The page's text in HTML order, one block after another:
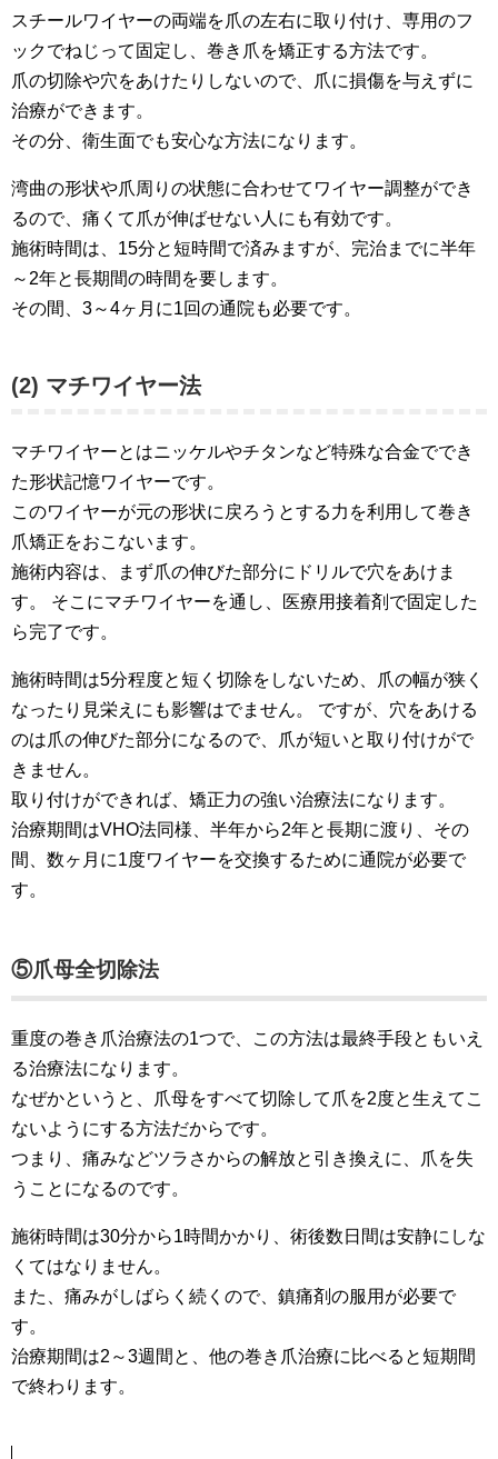
スチールワイヤーの両端を爪の左右に取り付け、専用のフ
ックでねじって固定し、巻き爪を矯正する方法です。
爪の切除や穴をあけたりしないので、爪に損傷を与えずに
治療ができます。
その分、衛生面でも安心な方法になります。
湾曲の形状や爪周りの状態に合わせてワイヤー調整ができ
るので、痛くて爪が伸ばせない人にも有効です。
施術時間は、15分と短時間で済みますが、完治までに半年
～2年と長期間の時間を要します。
その間、3～4ヶ月に1回の通院も必要です。
(2) マチワイヤー法
マチワイヤーとはニッケルやチタンなど特殊な合金ででき
た形状記憶ワイヤーです。
このワイヤーが元の形状に戻ろうとする力を利用して巻き
爪矯正をおこないます。
施術内容は、まず爪の伸びた部分にドリルで穴をあけま
す。 そこにマチワイヤーを通し、医療用接着剤で固定した
ら完了です。
施術時間は5分程度と短く切除をしないため、爪の幅が狭く
なったり見栄えにも影響はでません。 ですが、穴をあける
のは爪の伸びた部分になるので、爪が短いと取り付けがで
きません。
取り付けができれば、矯正力の強い治療法になります。
治療期間はVHO法同様、半年から2年と長期に渡り、その
間、数ヶ月に1度ワイヤーを交換するために通院が必要で
す。
⑤爪母全切除法
重度の巻き爪治療法の1つで、この方法は最終手段ともいえ
る治療法になります。
なぜかというと、爪母をすべて切除して爪を2度と生えてこ
ないようにする方法だからです。
つまり、痛みなどツラさからの解放と引き換えに、爪を失
うことになるのです。
施術時間は30分から1時間かかり、術後数日間は安静にしな
くてはなりません。
また、痛みがしばらく続くので、鎮痛剤の服用が必要で
す。
治療期間は2～3週間と、他の巻き爪治療に比べると短期間
で終わります。